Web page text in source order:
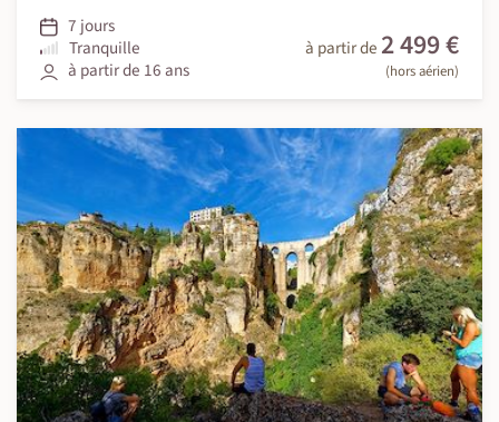
7 jours
Tranquille
à partir de 16 ans
à partir de 2 499 €
(hors aérien)